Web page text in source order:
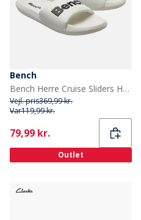
Bench
Bench Herre Cruise Sliders Hvid/Hvid/Sort
Vejl. pris369,99 kr.
Var119,99 kr.
Current
79,99 kr.
Outlet